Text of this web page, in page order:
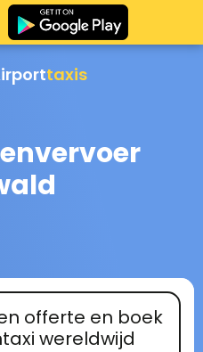
taxis
offerte en boek
wereldwijd